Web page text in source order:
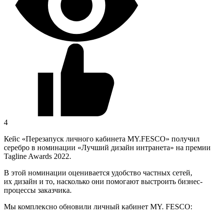
4
Кейс «Перезапуск личного кабинета MY.FESCO» получил
серебро в номинации «Лучший дизайн интранета» на премии
Tagline Awards 2022.
В этой номинации оценивается удобство частных сетей,
их дизайн и то, насколько они помогают выстроить бизнес-
процессы заказчика.
Мы комплексно обновили личный кабинет MY. FESCO: